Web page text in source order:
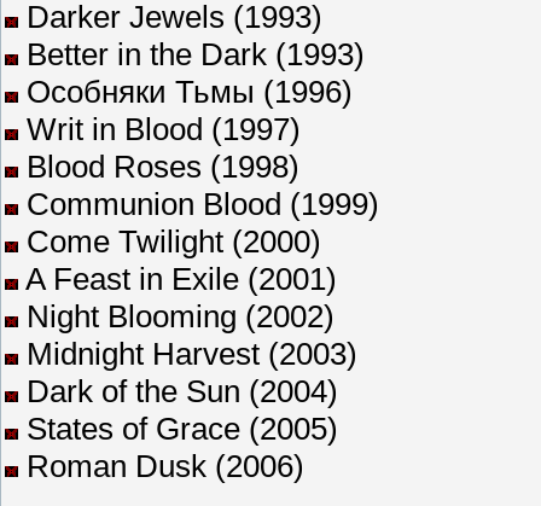
Darker Jewels (1993)
Better in the Dark (1993)
Особняки Тьмы (1996)
Writ in Blood (1997)
Blood Roses (1998)
Communion Blood (1999)
Come Twilight (2000)
A Feast in Exile (2001)
Night Blooming (2002)
Midnight Harvest (2003)
Dark of the Sun (2004)
States of Grace (2005)
Roman Dusk (2006)